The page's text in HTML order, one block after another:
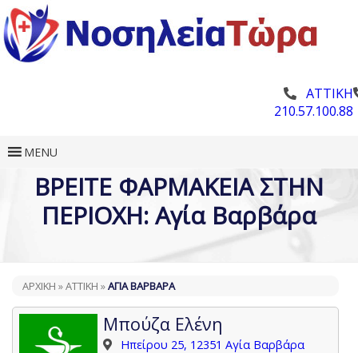
ΑΤΤΙΚΗ
210.57.100.88
MENU
ΒΡΕΙΤΕ ΦΑΡΜΑΚΕΙΑ ΣΤΗΝ
ΠΕΡΙΟΧΗ: Αγία Βαρβάρα
ΑΡΧΙΚΗ »ΑΤΤΙΚΉ »ΑΓΊΑ ΒΑΡΒΆΡΑ
Μπούζα Ελένη
Ηπείρου 25, 12351 Αγία Βαρβάρα